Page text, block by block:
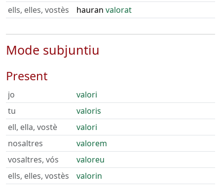
ells, elles, vostès
hauran valorat
Mode subjuntiu
Present
jo
valori
tu
valoris
ell, ella, vostè
valori
nosaltres
valorem
vosaltres, vós
valoreu
ells, elles, vostès
valorin